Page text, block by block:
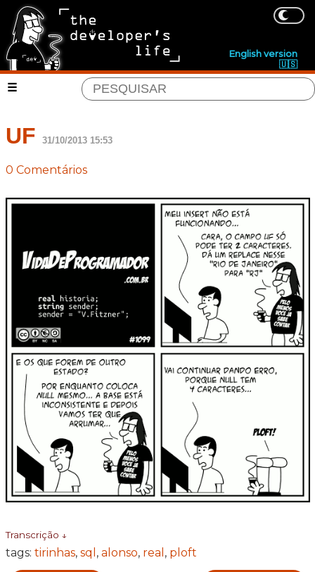
English version
🇺🇸
UF 31/10/2013 15:53
0 Comentários
Transcrição ↓
tags: tirinhas, sql , alonso, real , ploft